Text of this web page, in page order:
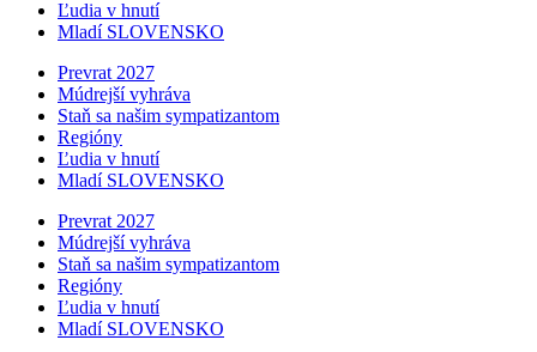
Ľudia v hnutí
Mladí SLOVENSKO
Prevrat 2027
Múdrejší vyhráva
Staň sa našim sympatizantom
Regióny
Ľudia v hnutí
Mladí SLOVENSKO
Prevrat 2027
Múdrejší vyhráva
Staň sa našim sympatizantom
Regióny
Ľudia v hnutí
Mladí SLOVENSKO